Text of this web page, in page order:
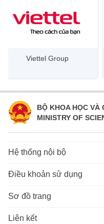
Viettel Group
BỘ KHOA HỌC VÀ
MINISTRY OF
Hệ thống nội bộ
Điều khoản sử dụng
Sơ đồ trang
Liên kết